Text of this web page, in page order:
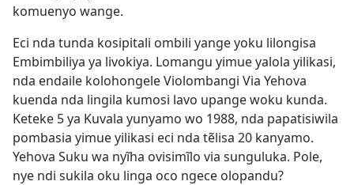
komuenyo wange.
Eci nda tunda kosipitali ombili yange yoku lilongisa
Embimbiliya ya livokiya. Lomangu yimue yalola yilikasi,
nda endaile kolohongele Violombangi Via Yehova
kuenda nda lingila kumosi lavo upange woku kunda.
Keteke 5 ya Kuvala yunyamo wo 1988, nda papatisiwila
pombasia yimue yilikasi eci nda tẽlisa 20 kanyamo.
Yehova Suku wa nyĩha ovisimĩlo via sunguluka. Pole,
nye ndi sukila oku linga oco ngece olopandu?